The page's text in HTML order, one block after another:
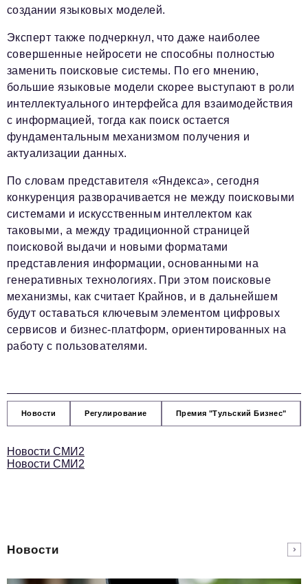
создании языковых моделей.
Эксперт также подчеркнул, что даже наиболее
совершенные нейросети не способны полностью
заменить поисковые системы. По его мнению,
большие языковые модели скорее выступают в роли
интеллектуального интерфейса для взаимодействия
с информацией, тогда как поиск остается
фундаментальным механизмом получения и
актуализации данных.
По словам представителя «Яндекса», сегодня
конкуренция разворачивается не между поисковыми
системами и искусственным интеллектом как
таковыми, а между традиционной страницей
поисковой выдачи и новыми форматами
представления информации, основанными на
генеративных технологиях. При этом поисковые
механизмы, как считает Крайнов, и в дальнейшем
будут оставаться ключевым элементом цифровых
сервисов и бизнес-платформ, ориентированных на
работу с пользователями.
Новости Регулирование Премия "Тульский Бизнес"
Новости СМИ2
Новости СМИ2
Новости